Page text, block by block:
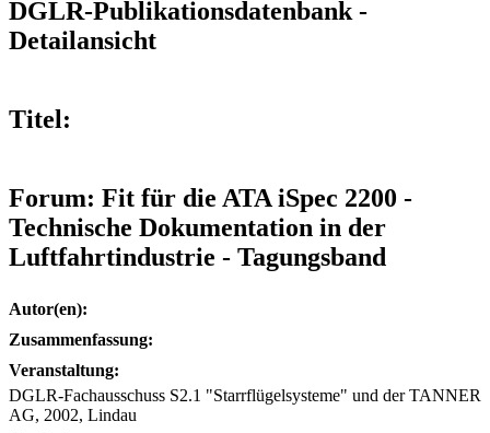
DGLR-Publikationsdatenbank -
Detailansicht
Titel:
Forum: Fit für die ATA iSpec 2200 -
Technische Dokumentation in der
Luftfahrtindustrie - Tagungsband
Autor(en):
Zusammenfassung:
Veranstaltung:
DGLR-Fachausschuss S2.1 "Starrflügelsysteme" und der TANNER
AG, 2002, Lindau